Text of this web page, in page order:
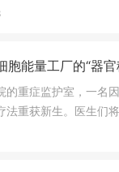
官修复，这一创新技
胞能量工厂的“器
的重症监护室，一名
法重获新生。医生们